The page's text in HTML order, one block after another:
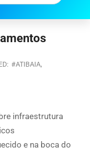
#ATIBAIA,
infraestrutura
e na boca do